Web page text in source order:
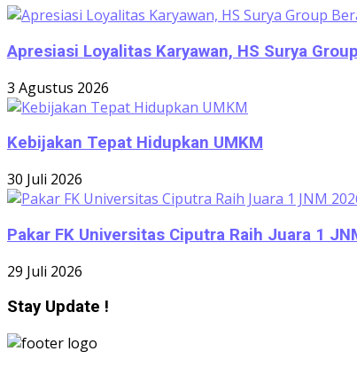
Apresiasi Loyalitas Karyawan, HS Surya
3 Agustus 2026
Kebijakan Tepat Hidupkan UMKM
30 Juli 2026
Pakar FK Universitas Ciputra Raih Juara 1
29 Juli 2026
Stay Update !